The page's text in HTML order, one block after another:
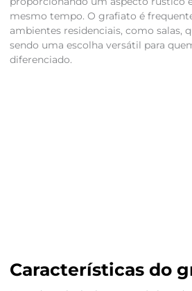
mesmo tempo. O grafiato é
ambientes residenciais, como salas,
sendo uma escolha versátil para
diferenciado.
Características do